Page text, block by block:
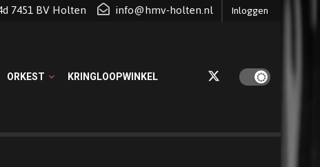
7451 BV Holten info@hmv-holten.nl Inloggen
ORKEST KRINGLOOPWINKEL